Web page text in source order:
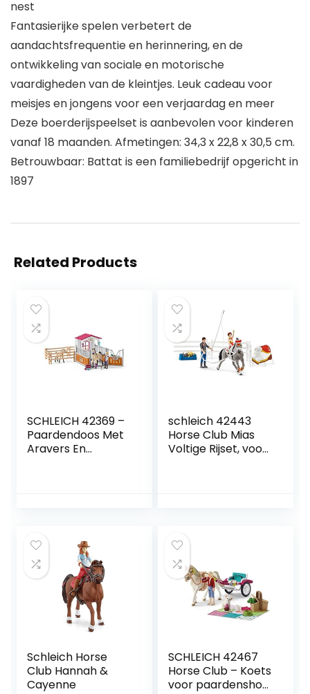
nest
Fantasierijke spelen verbetert de
aandachtsfrequentie en herinnering, en de
ontwikkeling van sociale en motorische
vaardigheden van de kleintjes. Leuk cadeau voor
meisjes en jongens voor een verjaardag en meer
Deze boerderijspeelset is aanbevolen voor kinderen
vanaf 18 maanden. Afmetingen: 34,3 x 22,8 x 30,5 cm.
Betrouwbaar: Battat is een familiebedrijf opgericht in
1897
Related Products
SCHLEICH 42369 –
Paardendoos Met
Aravers En
schleich 42443
Horse Club Mias
Voltige Rijset, voor
Schleich Horse
Club Hannah &
Cayenne
SCHLEICH 42467
Horse Club – Koets
voor paardenshow